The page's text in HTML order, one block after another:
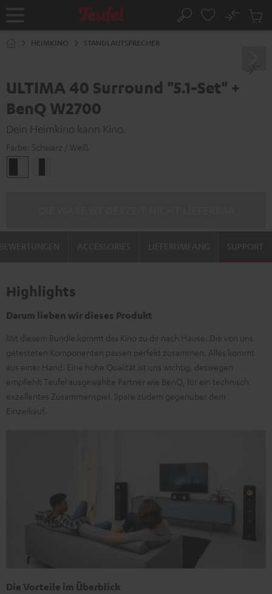
Startseite Suche
No
HEIMKINO STANDLAUTSPRECHER
ULTIMA 40 Surround "5.1-Set" +
BenQ W2700
Dein Heimkino kann Kino.
Farbe: Schwarz / Weiß
/
SUPPORT
Highlights
Darum lieben wir dieses Produkt
Mit diesem Bundle kommt das Kino zu dir nach Hause. Die von uns
getesteten Komponenten passen perfekt zusammen. Alles kommt
aus einer Hand. Eine hohe Qualität ist uns wichtig, deswegen
empfiehlt Teufel ausgewählte Partner wie BenQ, für ein technisch
exzellentes Zusammenspiel. Spare zudem gegenüber dem
Einzelkauf.
Die Vorteile im Überblick